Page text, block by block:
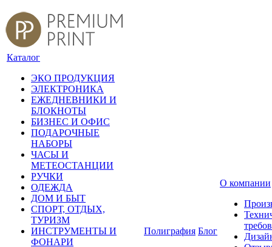
Каталог
ЭКО ПРОДУКЦИЯ
ЭЛЕКТРОНИКА
ЕЖЕДНЕВНИКИ И
БЛОКНОТЫ
БИЗНЕС И ОФИС
ПОДАРОЧНЫЕ
НАБОРЫ
ЧАСЫ И
МЕТЕОСТАНЦИИ
РУЧКИ
ОДЕЖДА
ДОМ И БЫТ
СПОРТ, ОТДЫХ,
ТУРИЗМ
ИНСТРУМЕНТЫ И
ФОНАРИ
Полиграфия Блог
О компании